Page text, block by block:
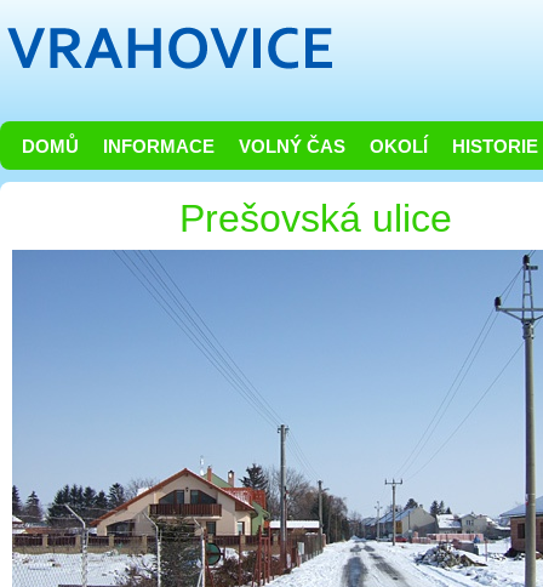
DOMŮ INFORMACE VOLNÝ ČAS OKOLÍ HISTORIE
Prešovská ulice